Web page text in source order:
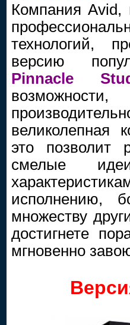
Компания Avid,
технологий,
версию
Pinnacle
великолепная
это позволит
смелые
исполнению,
множеству
достигнете
мгновенно